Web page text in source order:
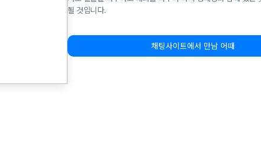
될 것입니다.
채팅사이트에서 만남 어때